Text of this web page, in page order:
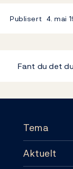
Publisert 4. mai
Fant du det
Tema
Tema
Aktuelt